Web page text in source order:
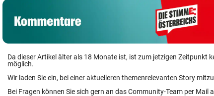
Da dieser Artikel älter als 18 Monate ist, ist zum jetzigen Zeitpunkt
möglich.
Wir laden Sie ein, bei einer aktuelleren themenrelevanten Story
Bei Fragen können Sie sich gern an das Community-Team per Mail